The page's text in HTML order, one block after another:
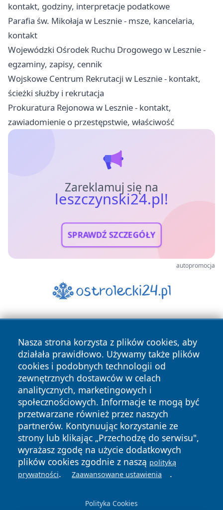
kontakt, godziny, interpretacje podatkowe
Parafia św. Mikołaja w Lesznie - msze, kancelaria,
kontakt
Wojewódzki Ośrodek Ruchu Drogowego w Lesznie -
egzaminy, zapisy, cennik
Wojskowe Centrum Rekrutacji w Lesznie - kontakt,
ścieżki służby i rekrutacja
Prokuratura Rejonowa w Lesznie - kontakt,
zawiadomienie o przestępstwie, właściwość
Zareklamuj się na
leszczynski24.pl!
SPRAWDŹ SZCZEGÓŁY
autopromocja
Nasza strona korzysta z plików cookies, aby
działała prawidłowo. Używamy także plików
cookies i podobnych technologii od
zewnętrznych dostawców w celach
analitycznych, marketingowych i
społecznościowych. Informacje te mogą być
przetwarzane również przez naszych
partnerów. Kontynuując korzystanie ze
strony lub klikając „Przechodzę do serwisu",
wyrażasz zgodę na użycie dodatkowych
plików cookies zgodnie z naszą polityką
prywatności. Zaawansowane ustawienia .
Polityka Cookies
Copyright © 2026 leszczynski24.pl Wszystkie prawa
zastrzeżone.
News Autorzy
Polityka
Prywatności
Polityka
Cookies